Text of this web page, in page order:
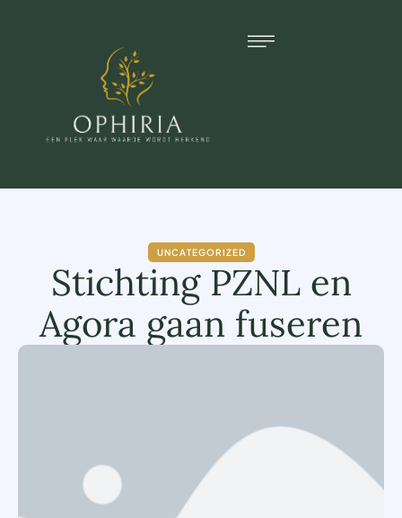
UNCATEGORIZED
Stichting PZNL en
Agora gaan fuseren